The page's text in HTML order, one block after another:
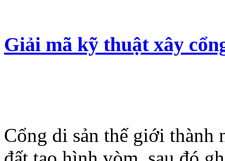
Giải mã kỹ thuật xây
Cổng di sản thế giới thành